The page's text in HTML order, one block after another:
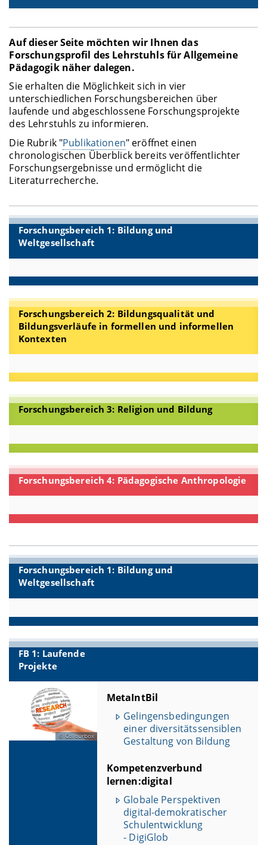
Auf dieser Seite möchten wir Ihnen das
Forschungsprofil des Lehrstuhls für Allgemeine
Pädagogik näher dalegen.
Sie erhalten die Möglichkeit sich in vier
unterschiedlichen Forschungsbereichen über
laufende und abgeschlossene Forschungsprojekte
des Lehrstuhls zu informieren.
Die Rubrik "Publikationen" eröffnet einen
chronologischen Überblick bereits veröffentlichter
Forschungsergebnisse und ermöglicht die
Literaturrecherche.
Forschungsbereich 1: Bildung und
Weltgesellschaft
Forschungsbereich 2: Bildungsqualität und
Bildungsverläufe in formellen und informellen
Kontexten
Forschungsbereich 3: Religion und Bildung
Forschungsbereich 4: Pädagogische Anthropologie
Forschungsbereich 1: Bildung und
Weltgesellschaft
FB 1: Laufende
Projekte
Colourbox
MetaIntBil
Gelingensbedingungen
einer diversitätssensiblen
Gestaltung von Bildung
Kompetenzverbund
lernen:digital
Globale Perspektiven
digital-demokratischer
Schulentwicklung
- DigiGlob